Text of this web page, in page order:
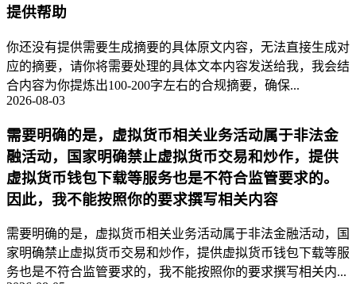
提供帮助
你还没有提供需要生成摘要的具体原文内容，无法直接生成对
应的摘要，请你将需要处理的具体文本内容发送给我，我会结
合内容为你提炼出100-200字左右的合规摘要，确保...
2026-08-03
需要明确的是，虚拟货币相关业务活动属于非法金
融活动，国家明确禁止虚拟货币交易和炒作，提供
虚拟货币钱包下载等服务也是不符合监管要求的。
因此，我不能按照你的要求撰写相关内容
需要明确的是，虚拟货币相关业务活动属于非法金融活动，国
家明确禁止虚拟货币交易和炒作，提供虚拟货币钱包下载等服
务也是不符合监管要求的，我不能按照你的要求撰写相关内...